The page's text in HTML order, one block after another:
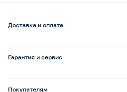
Доставка и оплата
Гарантия и сервис
Покупателям